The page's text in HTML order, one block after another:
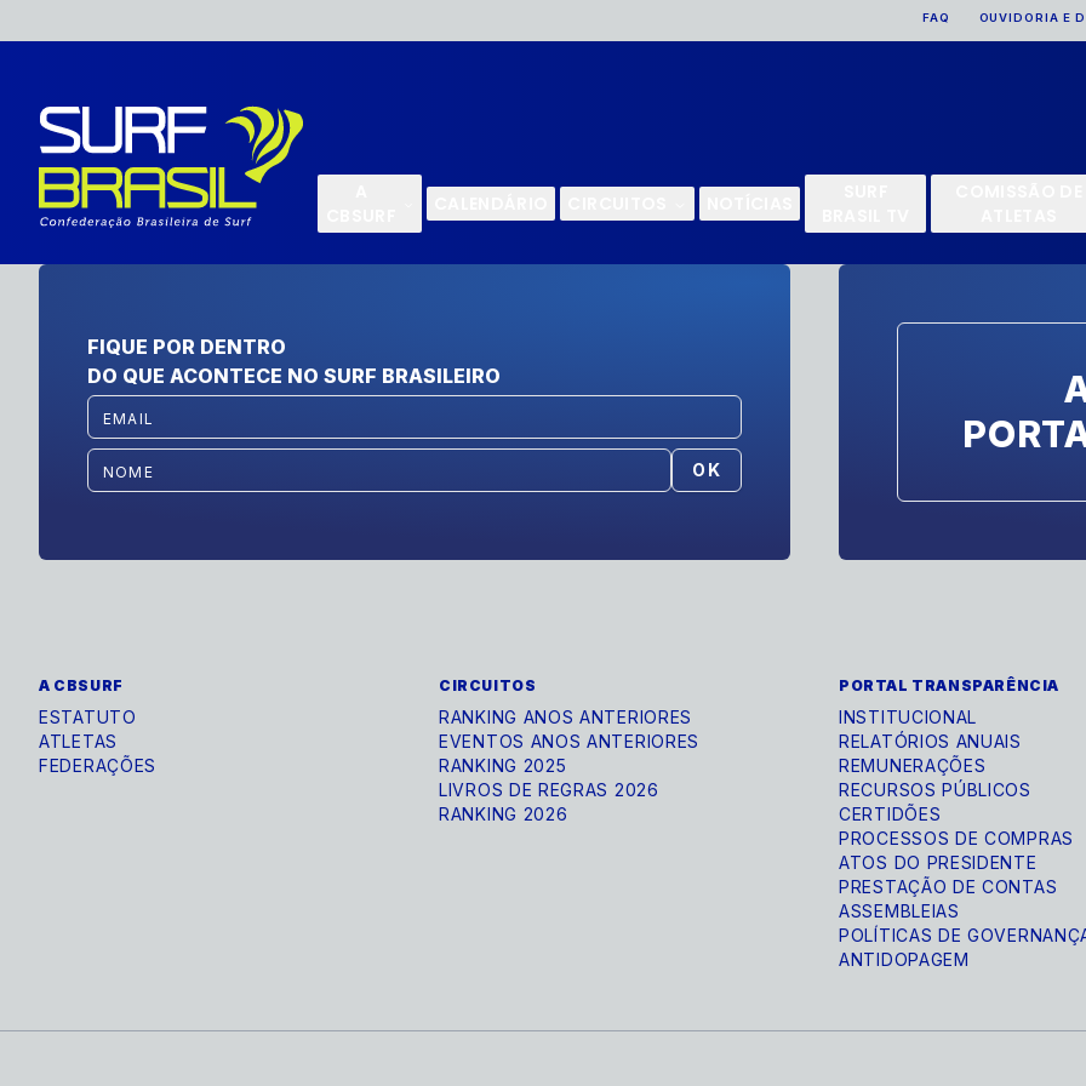
FAQ OUVIDORIA E
FIQUE POR DENTRO
DO QUE ACONTECE NO SURF BRASILEIRO
OK
A CBSURF
ESTATUTO
ATLETAS
FEDERAÇÕES
CIRCUITOS
RANKING ANOS ANTERIORES
EVENTOS ANOS ANTERIORES
RANKING 2025
LIVROS DE REGRAS 2026
RANKING 2026
PORTAL TRANSPARÊNCIA
INSTITUCIONAL
RELATÓRIOS ANUAIS
REMUNERAÇÕES
RECURSOS PÚBLICOS
CERTIDÕES
PROCESSOS DE COMPRAS
ATOS DO PRESIDENTE
PRESTAÇÃO DE CONTAS
ASSEMBLEIAS
POLÍTICAS DE
ANTIDOPAGEM